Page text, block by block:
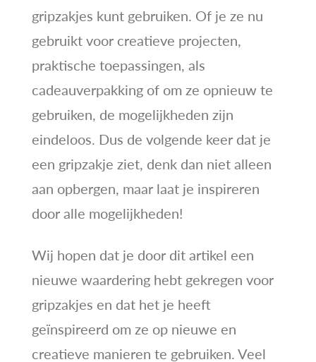
gripzakjes kunt gebruiken. Of je ze nu
gebruikt voor creatieve projecten,
praktische toepassingen, als
cadeauverpakking of om ze opnieuw te
gebruiken, de mogelijkheden zijn
eindeloos. Dus de volgende keer dat je
een gripzakje ziet, denk dan niet alleen
aan opbergen, maar laat je inspireren
door alle mogelijkheden!
Wij hopen dat je door dit artikel een
nieuwe waardering hebt gekregen voor
gripzakjes en dat het je heeft
geïnspireerd om ze op nieuwe en
creatieve manieren te gebruiken. Veel